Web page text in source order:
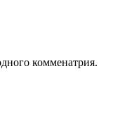
комменатрия.